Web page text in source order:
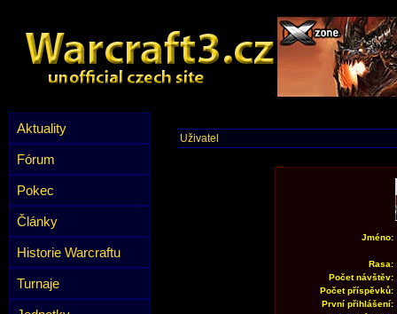
Aktuality
Fórum
Pokec
Články
Historie Warcraftu
Turnaje
Uživatel
Jméno:
Rasa:
Počet návštěv:
Počet příspěvků:
První přihlášení: